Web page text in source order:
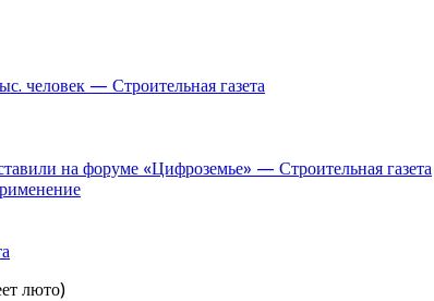
человек — Строительная газета
на форуме «Цифроземье» — Строительная газета
люто)